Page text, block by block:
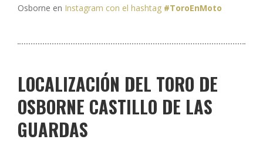
Osborne en Instagram con el hashtag #ToroEnMoto
LOCALIZACIÓN DEL TORO DE
OSBORNE CASTILLO DE LAS
GUARDAS